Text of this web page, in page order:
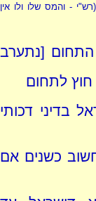
(רש"י - והמס שלו ולו אין
התחום [נתערב
לתחום
בדיני דכותי
כשנים אם